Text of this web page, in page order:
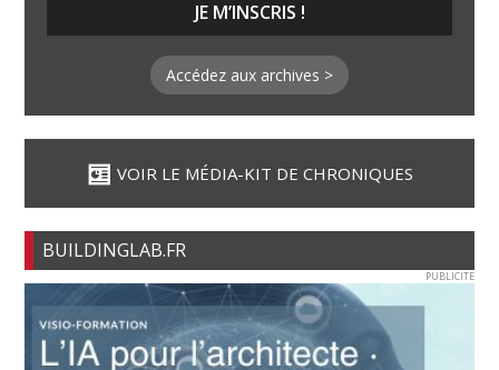
Accédez aux archives >
VOIR LE MÉDIA-KIT DE CHRONIQUES
BUILDINGLAB.FR
PUBLICITE